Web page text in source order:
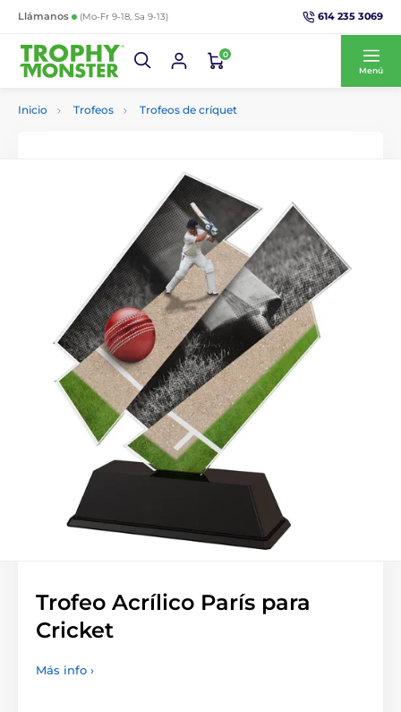
Llámanos (Mo-Fr 9-18, Sa 9-13) 614 235 3069
0
Menú
Inicio Trofeos Trofeos de críquet
Trofeo Acrílico París para
Cricket
Más info ›